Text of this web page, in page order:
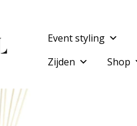
Event styling
Zijden
Shop